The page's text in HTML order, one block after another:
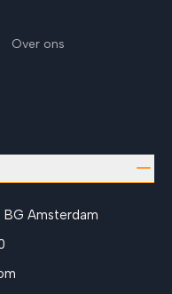
Over ons
BG Amsterdam